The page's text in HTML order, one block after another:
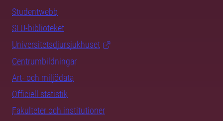
Studentwebb
SLU-biblioteket
Universitetsdjursjukhuset
Centrumbildningar
Art- och miljödata
Officiell statistik
Fakulteter och institutioner